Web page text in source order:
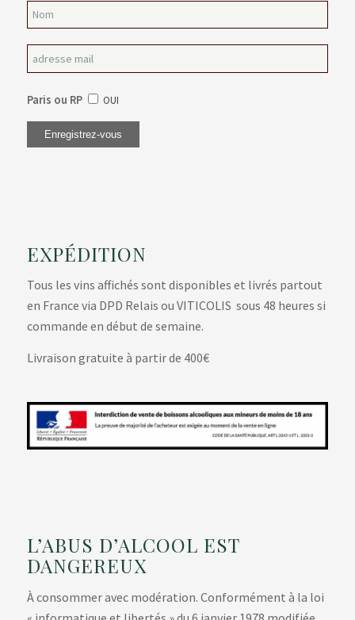
Paris ou RP OUI
EXPÉDITION
Tous les vins affichés sont disponibles et livrés partout
en France via DPD Relais ou VITICOLIS sous 48 heures si
commande en début de semaine.
Livraison gratuite à partir de 400€
L’ABUS D’ALCOOL EST
DANGEREUX
À consommer avec modération. Conformément à la loi